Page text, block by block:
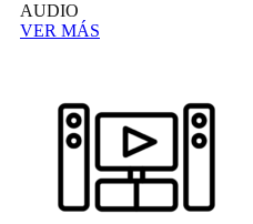
AUDIO
VER MÁS